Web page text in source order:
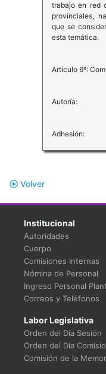
trabajo en red
provinciales,
que se
esta temática.
Artículo 6º:
Autoría:
Adhesión:
Volver
Institucional
Autoridades
Cuerpo
Comisiones Internas
Nómina de Personal
Ingreso Personal
Correos y Teléfonos
Labor Legislativa
Orden del Día Sesión
Orden del Día
Comisión de la